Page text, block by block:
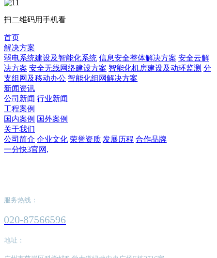
扫二维码用手机看
首页
解决方案
弱电系统建设及智能化系统 信息安全整体解决方案 安全云解
决方案 安全无线网络建设方案 智能化机房建设及动环监测 分
支组网及移动办公 智能化组网解决方案
新闻资讯
公司新闻 行业新闻
工程案例
国内案例 国外案例
关于我们
公司简介 企业文化 荣誉资质 发展历程 合作品牌
一分快3官网,
服务热线：
020-87566596
地址：